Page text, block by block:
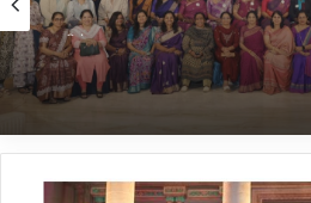
9 hours ago
*ಲಿಂಗಾಯತ ಬಿಸಿನೆಸ್ ಫೋರಂ
ಉದ್ಘಾಟನೆ-ಪದಗ್ರಹಣ*